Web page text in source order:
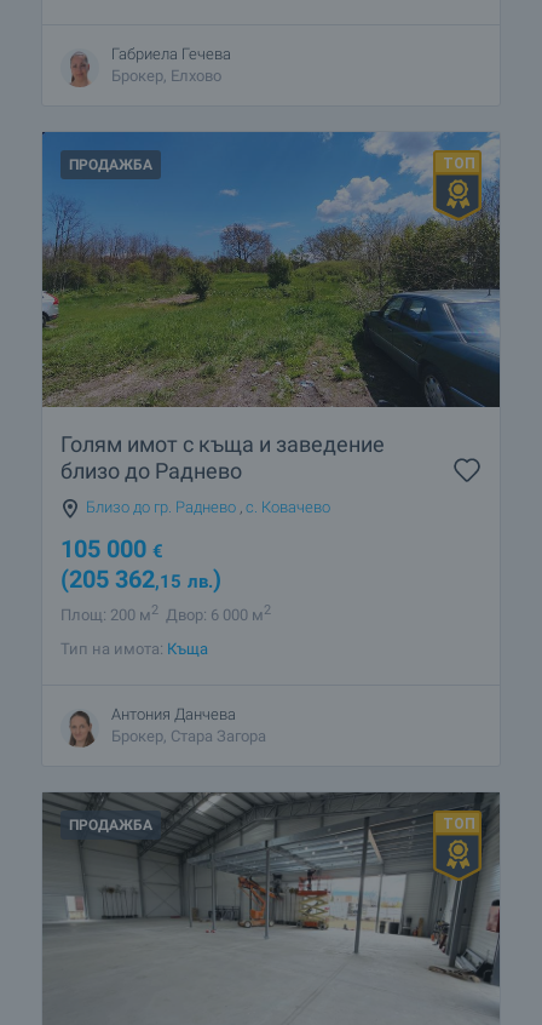
Габриела Гечева
Брокер, Елхово
ПРОДАЖБА
Голям имот с къща и заведение
близо до Раднево
Близо до гр. Раднево с. Ковачево
105 000 €
(205 362,15 лв.)
Площ: 200 м2 Двор: 6 000 м2
Тип на имота: Къща
Антония Данчева
Брокер, Стара Загора
ПРОДАЖБА